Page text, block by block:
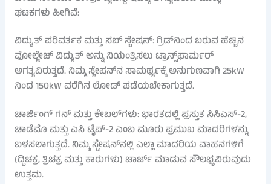
ಘಟಕಗಳು ಹೀಗಿವೆ:
ವಿದ್ಯುತ್ ಪರಿವರ್ತಕ ಮತ್ತು ಸಬ್ ಸ್ಟೇಷನ್: ಗ್ರಿಡ್‌ನಿಂದ ಬರುವ ಹೆಚ್ಚಿನ
ವೋಲ್ಟೇಜ್ ವಿದ್ಯುತ್ ಅನ್ನು ನಿಯಂತ್ರಿಸಲು ಟ್ರಾನ್ಸ್‌ಫಾರ್ಮರ್
ಅಗತ್ಯವಿರುತ್ತದೆ. ನಿಮ್ಮ ಸ್ಟೇಷನ್‌ನ ಸಾಮರ್ಥ್ಯಕ್ಕೆ ಅನುಗುಣವಾಗಿ 25kW
ನಿಂದ 150kW ವರೆಗಿನ ಲೋಡ್ ಪಡೆಯಬೇಕಾಗುತ್ತದೆ.
ಚಾರ್ಜಿಂಗ್ ಗನ್ ಮತ್ತು ಕೇಬಲ್‌ಗಳು: ಭಾರತದಲ್ಲಿ ಪ್ರಸ್ತುತ ಸಿಸಿಎಸ್-2,
ಚಾಡೆಮೊ ಮತ್ತು ಎಸಿ ಟೈಪ್-2 ಎಂಬ ಮೂರು ಪ್ರಮುಖ ಮಾದರಿಗಳನ್ನು
ಬಳಸಲಾಗುತ್ತದೆ. ನಿಮ್ಮ ಸ್ಟೇಷನ್‌ನಲ್ಲಿ ಎಲ್ಲಾ ಮಾದರಿಯ ವಾಹನಗಳಿಗೆ
(ದ್ವಿಚಕ್ರ, ತ್ರಿಚಕ್ರ ಮತ್ತು ಕಾರುಗಳು) ಚಾರ್ಜ್ ಮಾಡುವ ಸೌಲಭ್ಯವಿರುವುದು
ಉತ್ತಮ.